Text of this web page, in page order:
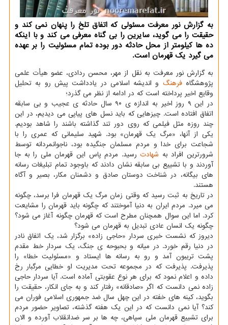
به گزارش نور معرفت مسئولی كه اتفاق تلخ را پنهان نمی كند و
حقیقت را می گوید، سایرین را بی گناه معرفی می كند و با اینكه
ده ها كیلومتر از محل حادثه دور بوده تمام مسئولیت را بر عهده
می گیرد یك قهرمان است.
به گزارش نور معرفت به نقل از مهر، محسن ردادی، عضو هیأت علمی
پژوهشگاهفرهنگ و اندیشه اسلامی در یادداشت پیش رو به تحلیل
وقایع اخیر پرداخته است كه در ادامه از نظر می گذرد؛
در این ۹ روز اخیر به اندازه ی ۹۰ سال حادثه ی عجیب و بی سابقه
اتفاق افتاده است. چیزهایی كه باید نسل های پیاپی می دیدیم، در این
چند روزه مثل فیلمی كه روی دور تند گذاشته باشند را شاهد بودیم.
یكی از آنها، «مرگ یك قهرمان» بود. شهید سلیمانی كه عمری را با
شجاعت برای خدا و مردم مسلمان جنگیده بود، ناجوانمردانه توسط
شرورترین افراد به شهادت رسید. مردم پاس این قهرمان ملی را به جا
آوردند و با تشییع بی سابقه نشان دادند كه باوجود تمام تبلیغات رسانه
های بیگانه، در شناخت دوستان صادق و دشمنان مكار، بصیر و آگاه
هستند.
در تاریخ به ثبت رسید كه وقتی زمان مرگ یك قهرمان فرا برسد، چگونه
می میرد. مردم ایران به دنیا آموختند كه چگونه باید قهرمان را مشایعت
كرد. اما این سوال همچنان مطرح است كه قهرمان چگونه آغاز می شود؟
چگونه یك انسان عادی تبدیل به قهرمان می شود؟
دیروز كه نشست خبری سردار «حاجی زاده» برگزار شد، یك اتفاق نادر
در دنیا رقم خورد. در میانه و بحبوحه ی جنگ، یك سردار خط مقدم
پشت تریبون آمد و رو به رسانه ها ایستاد و «مسئولیت خطا» را
پذیرفت. پذیرفت كه در مجموعه تحت مدیریت او خطایی مرگبار رخ
داده و اعلام نمود كه برای هر نوع عقوبتی آماده است. آیا سردار حاجی
زاده نمی دانست كه اگر «صادقانه» رفتار كند و به جای انكار، حقیقت را
بگوید، كینه های خفته در این چهل سال ضد جمهوری اسلامی فوران می
كند؟ آیا نمی دانست كه در این یك هفته گذشته، تصاویر حضور مردم
برای تشییع قهرمان ملی سپاهی، چه ها بر سر ضدانقلاب آورده و الان